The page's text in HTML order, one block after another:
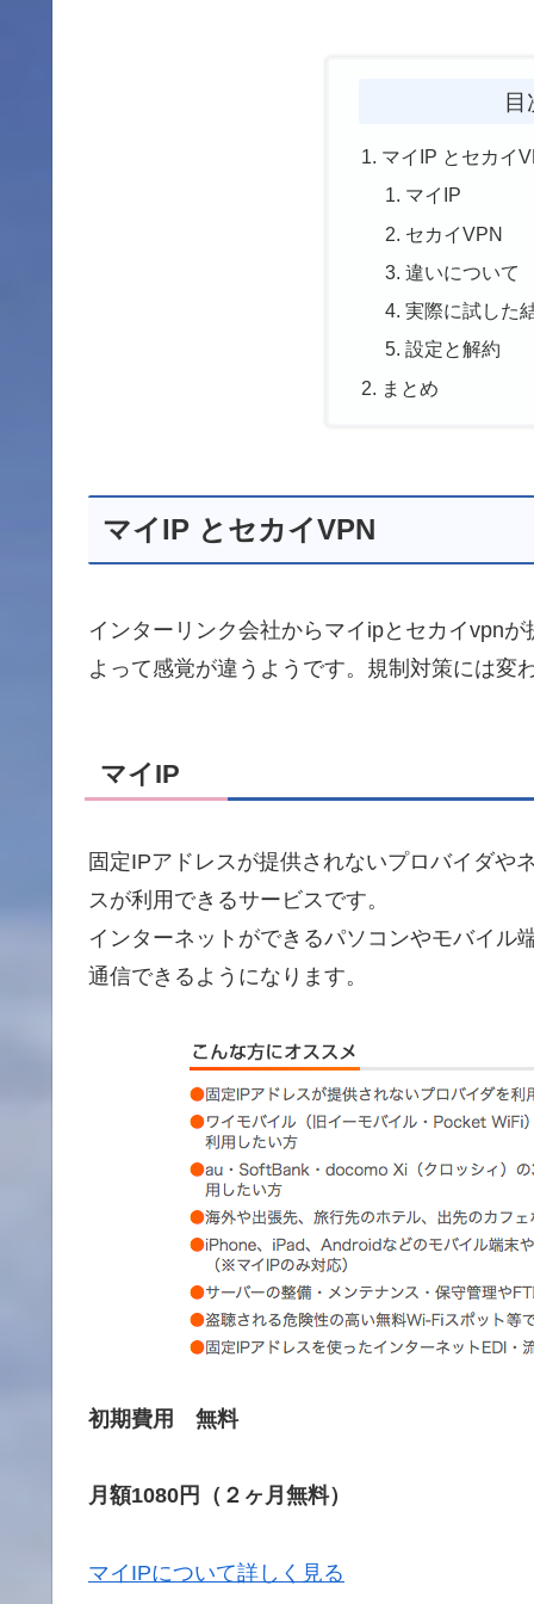
目
マイIP とセカイ
マイIP
セカイVPN
違いについて
実際に試した
設定と解約
まとめ
マイIP とセカイVPN
インターリンク会社からマイipとセカイvpn
よって感覚が違うようです。規制対策には変
マイIP
固定IPアドレスが提供されないプロバイダや
スが利用できるサービスです。
インターネットができるパソコンやモバイル
通信できるようになります。
初期費用 無料
月額1080円（２ヶ月無料）
マイIPについて詳しく見る